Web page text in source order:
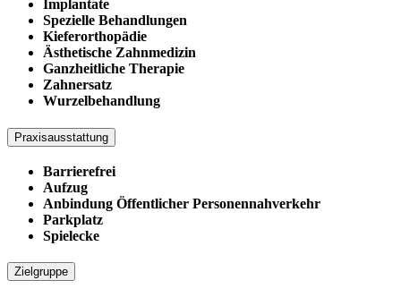
Implantate
Spezielle Behandlungen
Kieferorthopädie
Ästhetische Zahnmedizin
Ganzheitliche Therapie
Zahnersatz
Wurzelbehandlung
Praxisausstattung
Barrierefrei
Aufzug
Anbindung Öffentlicher Personennahverkehr
Parkplatz
Spielecke
Zielgruppe